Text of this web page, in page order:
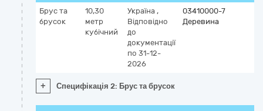
Брус та
брусок
10,30
метр
кубічний
Україна ,
Відповідно
до
документації
по 31-12-
2026
03410000-7
Деревина
+ Специфікація 2: Брус та брусок